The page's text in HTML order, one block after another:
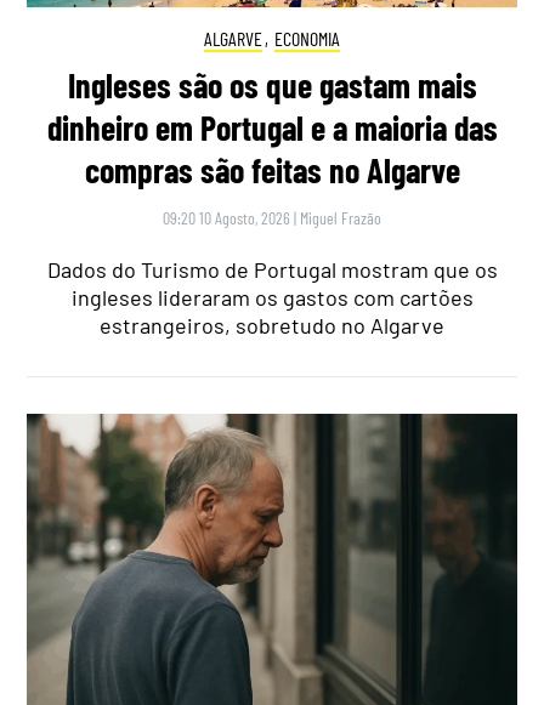
ALGARVE, ECONOMIA
Ingleses são os que gastam mais
dinheiro em Portugal e a maioria das
compras são feitas no Algarve
09:20 10 Agosto, 2026 | Miguel Frazão
Dados do Turismo de Portugal mostram que os
ingleses lideraram os gastos com cartões
estrangeiros, sobretudo no Algarve